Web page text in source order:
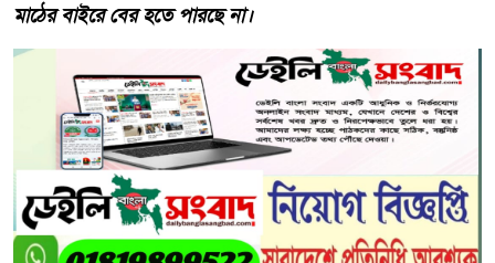
মাঠের বাইরে বের হতে পারছে না।